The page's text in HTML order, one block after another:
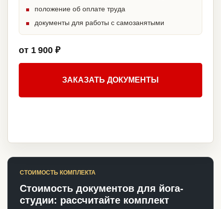
положение об оплате труда
документы для работы с самозанятыми
от 1 900 ₽
ЗАКАЗАТЬ ДОКУМЕНТЫ
СТОИМОСТЬ КОМПЛЕКТА
Стоимость документов для йога-
студии: рассчитайте комплект